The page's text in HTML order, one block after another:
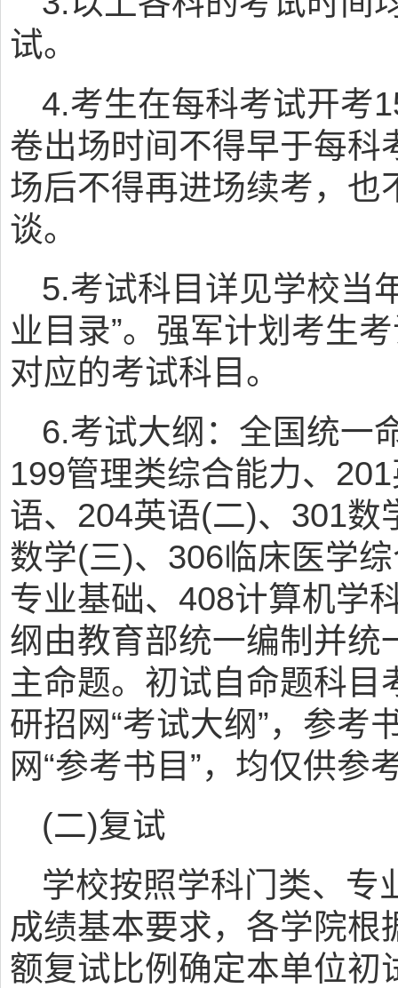
试。
4.考生在每科考试开考
卷出场时间不得早于每科
场后不得再进场续考，也
谈。
5.考试科目详见学校当
业目录”。强军计划考生
对应的考试科目。
6.考试大纲：全国统一
199管理类综合能力、
语、204英语(二)、301数
数学(三)、306临床医学
专业基础、408计算机学
纲由教育部统一编制并统
主命题。初试自命题科
研招网“考试大纲”，参考
网“参考书目”，均仅供参
(二)复试
学校按照学科门类、专
成绩基本要求，各学院
额复试比例确定本单位初